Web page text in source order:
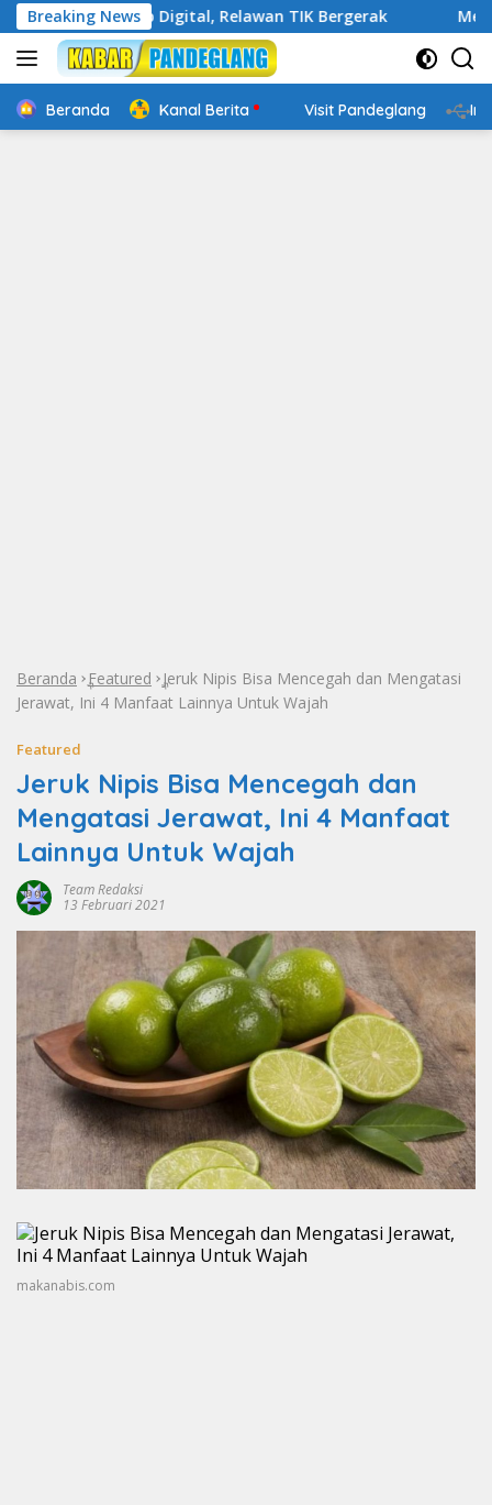
Langsung
ke
konten
Breaking News
Cakap Digital, Relawan TIK Bergerak Mengenal
Beranda Kanal Berita Visit Pandeglang
Beranda »Featured »Jeruk Nipis Bisa Mencegah dan Mengatasi
Jerawat, Ini 4 Manfaat Lainnya Untuk Wajah
Featured
Jeruk Nipis Bisa Mencegah dan
Mengatasi Jerawat, Ini 4 Manfaat
Lainnya Untuk Wajah
Team Redaksi
13 Februari 2021
makanabis.com